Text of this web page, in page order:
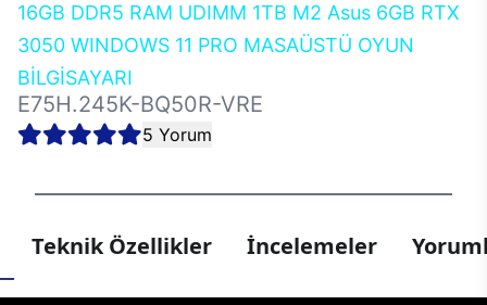
16GB DDR5 RAM UDIMM 1TB M2 Asus 6GB RTX
3050 WINDOWS 11 PRO MASAÜSTÜ OYUN
BİLGİSAYARI
E75H.245K-BQ50R-VRE
5 Yorum
Teknik Özellikler İncelemeler